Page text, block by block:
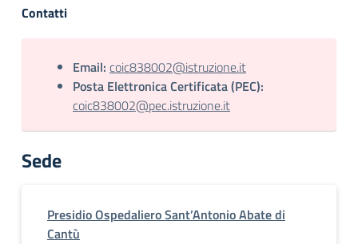
Contatti
Email: coic838002@istruzione.it
Posta Elettronica Certificata (PEC):
coic838002@pec.istruzione.it
Sede
Presidio Ospedaliero Sant’Antonio Abate di
Cantù